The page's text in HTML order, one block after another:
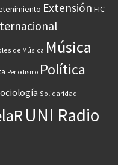
Extensión FIC
de Música Música
Periodismo Política
Solidaridad
UNI Radio